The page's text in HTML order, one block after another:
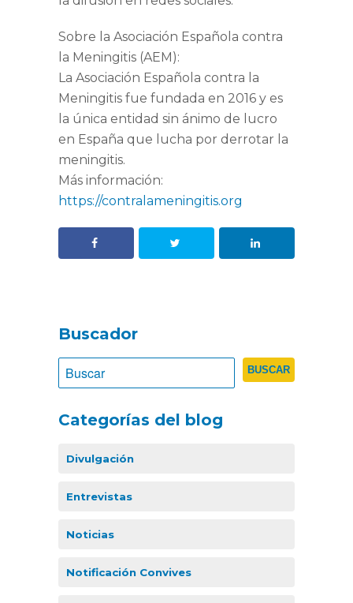
Sobre la Asociación Española contra
la Meningitis (AEM):
La Asociación Española contra la
Meningitis fue fundada en 2016 y es
la única entidad sin ánimo de lucro
en España que lucha por derrotar la
meningitis.
Más información:
https://contralameningitis.org
Buscador
Categorías del blog
Divulgación
Entrevistas
Noticias
Notificación Convives